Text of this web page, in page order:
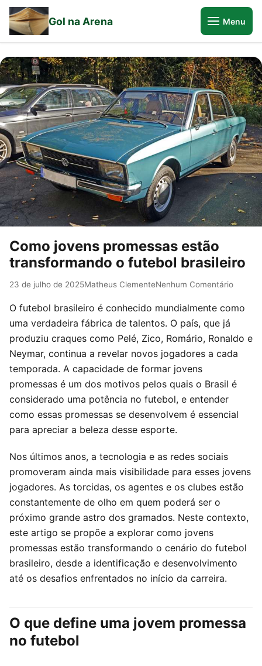
Gol na Arena Menu
Como jovens promessas estão
transformando o futebol brasileiro
23 de julho de 2025Matheus ClementeNenhum Comentário
O futebol brasileiro é conhecido mundialmente como
uma verdadeira fábrica de talentos. O país, que já
produziu craques como Pelé, Zico, Romário, Ronaldo e
Neymar, continua a revelar novos jogadores a cada
temporada. A capacidade de formar jovens
promessas é um dos motivos pelos quais o Brasil é
considerado uma potência no futebol, e entender
como essas promessas se desenvolvem é essencial
para apreciar a beleza desse esporte.
Nos últimos anos, a tecnologia e as redes sociais
promoveram ainda mais visibilidade para esses jovens
jogadores. As torcidas, os agentes e os clubes estão
constantemente de olho em quem poderá ser o
próximo grande astro dos gramados. Neste contexto,
este artigo se propõe a explorar como jovens
promessas estão transformando o cenário do futebol
brasileiro, desde a identificação e desenvolvimento
até os desafios enfrentados no início da carreira.
O que define uma jovem promessa
no futebol